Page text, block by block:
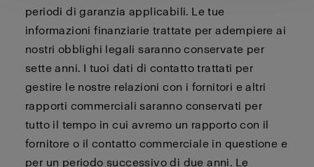
periodi di garanzia applicabili. Le tue
informazioni finanziarie trattate per adempiere ai
nostri obblighi legali saranno conservate per
sette anni. I tuoi dati di contatto trattati per
gestire le nostre relazioni con i fornitori e altri
rapporti commerciali saranno conservati per
tutto il tempo in cui avremo un rapporto con il
fornitore o il contatto commerciale in questione e
per un periodo successivo di due anni. Le